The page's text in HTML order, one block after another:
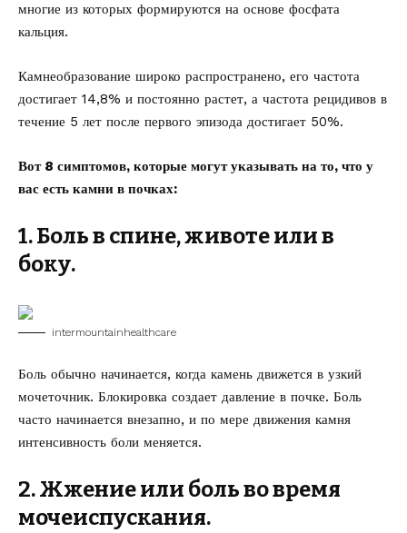
многие из которых формируются на основе фосфата
кальция.
Камнеобразование широко распространено, его частота
достигает 14,8% и постоянно растет, а частота рецидивов в
течение 5 лет после первого эпизода достигает 50%.
Вот 8 симптомов, которые могут указывать на то, что у
вас есть камни в почках:
1. Боль в спине, животе или в
боку.
intermountainhealthcare
Боль обычно начинается, когда камень движется в узкий
мочеточник. Блокировка создает давление в почке. Боль
часто начинается внезапно, и по мере движения камня
интенсивность боли меняется.
2. Жжение или боль во время
мочеиспускания.